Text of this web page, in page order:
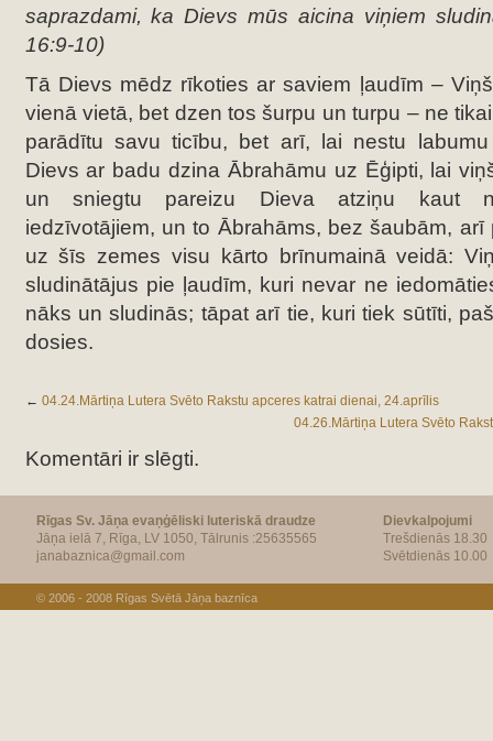
saprazdami, ka Dievs mūs aicina viņiem
16:9-10)
Tā Dievs mēdz rīkoties ar saviem ļaudīm –
vienā vietā, bet dzen tos šurpu un turpu – ne
parādītu savu ticību, bet arī, lai nestu labumu
Dievs ar badu dzina Ābrahāmu uz Ēģipti, lai
un sniegtu pareizu Dieva atziņu kaut
iedzīvotājiem, un to Ābrahāms, bez šaubām,
uz šīs zemes visu kārto brīnumainā veidā:
sludinātājus pie ļaudīm, kuri nevar ne
nāks un sludinās; tāpat arī tie, kuri tiek sūtīti,
dosies.
← 04.24.Mārtiņa Lutera Svēto Rakstu apceres katrai dienai, 24.aprīlis
04.26.Mārtiņa Lutera Svēto
Komentāri ir slēgti.
Rīgas Sv. Jāņa evaņģēliski luteriskā draudze
Jāņa ielā 7, Rīga, LV 1050, Tālrunis :25635565
janabaznica@gmail.com
Dievkalpojumi
Trešdienās 18.30
Svētdienās 10.00
© 2006 - 2008 Rīgas Svētā Jāņa baznīca